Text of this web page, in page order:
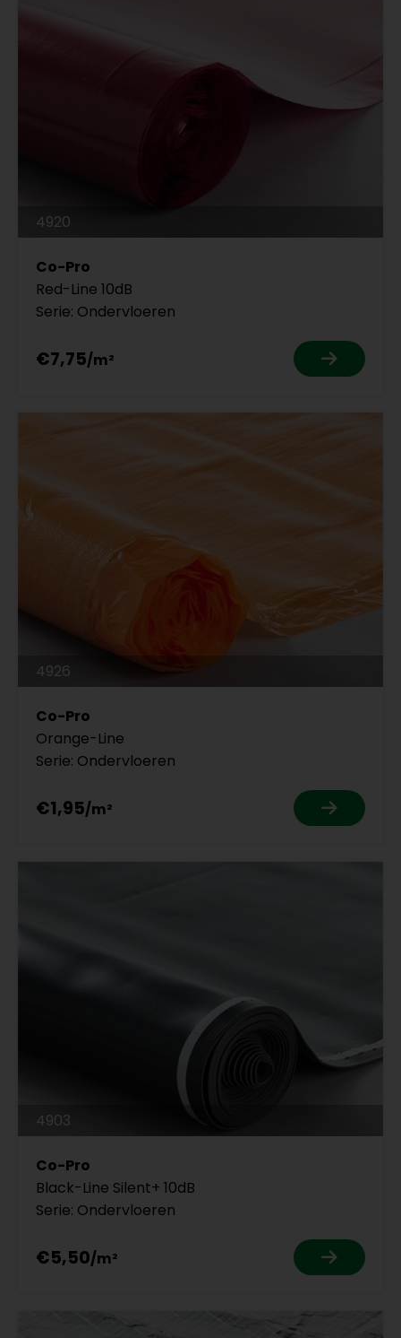
4920
Co-Pro
Red-Line 10dB
Serie: Ondervloeren
€7,75
4926
Co-Pro
Orange-Line
Serie: Ondervloeren
€1,95
4903
Co-Pro
Black-Line Silent+ 10dB
Serie: Ondervloeren
€5,50